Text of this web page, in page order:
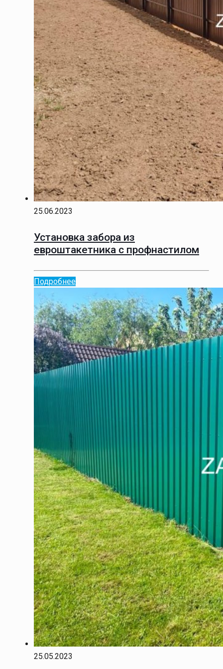
25.06.2023
Установка забора из
евроштакетника с профнастилом
Подробнее
25.05.2023